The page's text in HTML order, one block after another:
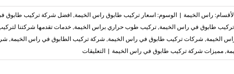
راس الخيمة | الوسوم: اسعار تركيب طابوق راس الخيمة, افضل شركة تركيب طابوق
تركيب طابوق في راس الخيمة, تركيب طوب حراري براس الخيمة,خدمات تقدمها شركتنا
الخيمة, شركات تركيب طابوق في راس الخيمة, شركة تركيب الطابوق في راس الخيمة,
, مميزات شركة تركيب طابوق في راس الخيمة | التعليقاتعلى
شركة